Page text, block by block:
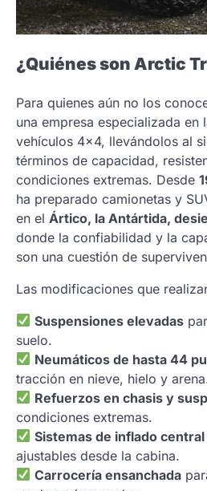
¿Quiénes son Arctic
Para quienes aún no los
una empresa especializada
vehículos 4×4, llevándolos al
términos de capacidad,
condiciones extremas. Desde
ha preparado camionetas y
en el Ártico, la Antártida,
donde la confiabilidad y la
son una cuestión de
Las modificaciones que
Suspensiones elevadas
suelo.
Neumáticos de hasta 44
tracción en nieve, hielo y
Refuerzos en chasis y
condiciones extremas.
Sistemas de inflado
ajustables desde la cabina.
Carrocería ensanchada